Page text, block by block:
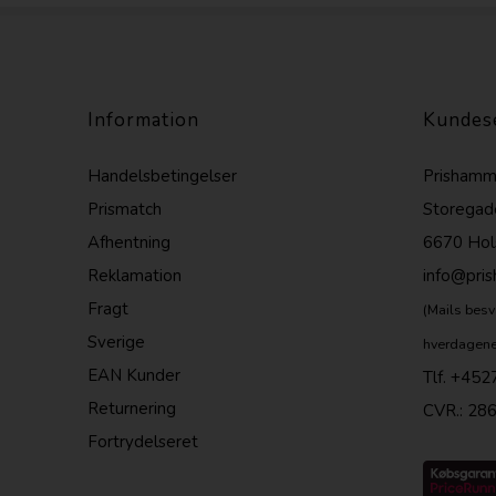
Information
Handelsbetingelser
Prismatch
Afhentning
Reklamation
Fragt
Sverige
EAN Kunder
Returnering
Fortrydelseret
6670
(Mails
Tlf.
CVR.: